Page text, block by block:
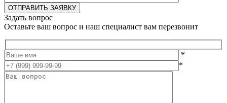
Задать вопрос
Оставьте ваш вопрос и наш специалист вам перезвонит
*
*